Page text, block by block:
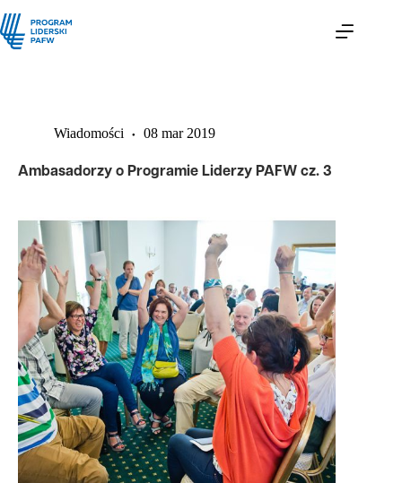
Wiadomości 08 mar 2019
Ambasadorzy o Programie Liderzy PAFW cz. 3